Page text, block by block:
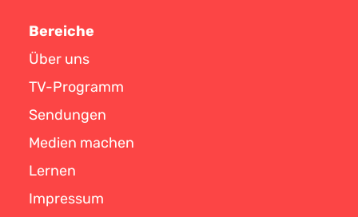
Bereiche
Über uns
TV-Programm
Sendungen
Medien machen
Lernen
Impressum